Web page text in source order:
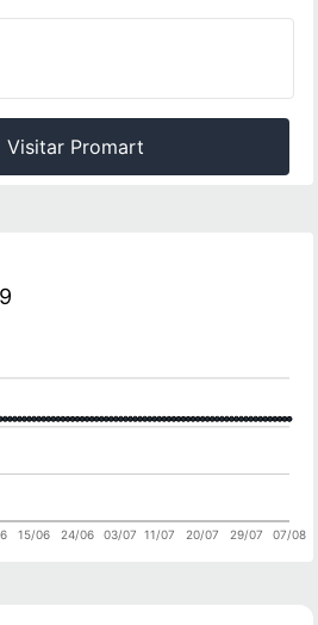
Visitar Promart
15/06 24/06 03/07 11/07 20/07 29/07 07/08